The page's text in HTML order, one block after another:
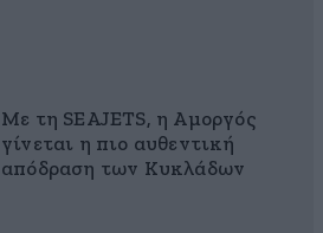
Με τη SEAJETS, η Αμοργός
γίνεται η πιο αυθεντική
απόδραση των Κυκλάδων